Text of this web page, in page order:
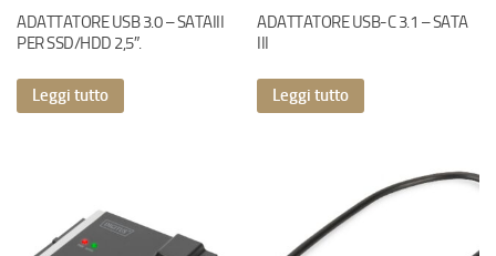
ADATTATORE USB 3.0 – SATAIII
PER SSD/HDD 2,5″.
Leggi tutto
ADATTATORE USB-C 3.1 – SATA
III
Leggi tutto